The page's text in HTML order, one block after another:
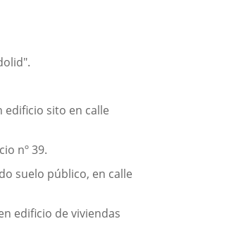
edificio sito en calle
nº 39.
suelo público, en calle
edificio de viviendas